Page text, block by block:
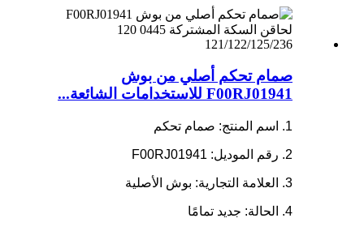
صمام تحكم أصلي من بوش
F00RJ01941 للاستخدامات الشائعة...
1. اسم المنتج: صمام تحكم
2. رقم الموديل: F00RJ01941
3. العلامة التجارية: بوش الأصلية
4. الحالة: جديد تمامًا